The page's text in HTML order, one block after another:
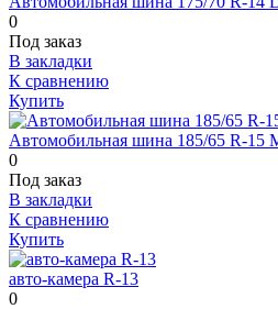
0
Под заказ
В закладки
К сравнению
Купить
Автомобильная шина 185/65 R-15
0
Под заказ
В закладки
К сравнению
Купить
авто-камера R-13
0